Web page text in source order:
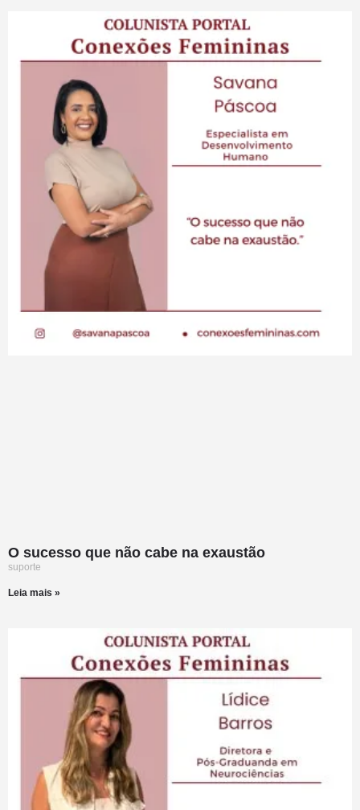
O sucesso que não cabe na exaustão
suporte
Leia mais »